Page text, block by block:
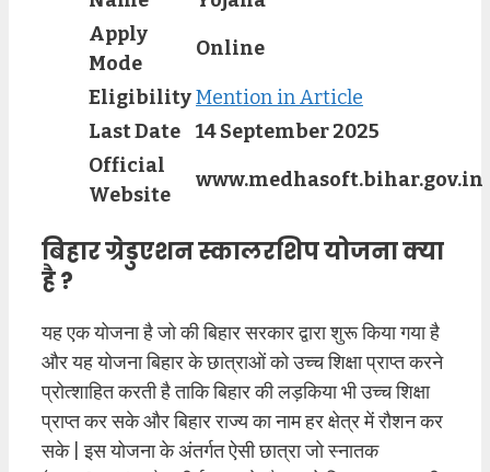
Apply
Mode
Online
EligibilityMention in Article
Last Date
14 September 2025
Official
Website
www.medhasoft.bihar.gov.in
बिहार ग्रेडुएशन स्कालरशिप योजना क्या
है ?
यह एक योजना है जो की बिहार सरकार द्वारा शुरू किया गया है
और यह योजना बिहार के छात्राओं को उच्च शिक्षा प्राप्त करने
प्रोत्शाहित करती है ताकि बिहार की लड़किया भी उच्च शिक्षा
प्राप्त कर सके और बिहार राज्य का नाम हर क्षेत्र में रौशन कर
सके | इस योजना के अंतर्गत ऐसी छात्रा जो स्नातक